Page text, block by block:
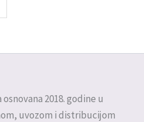
2018. godine u
uvozom i distribucijom